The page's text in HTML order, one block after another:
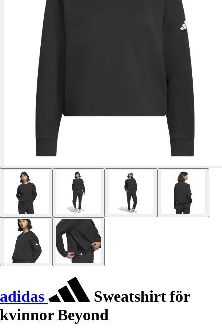
adidas
Sweatshirt för
kvinnor Beyond